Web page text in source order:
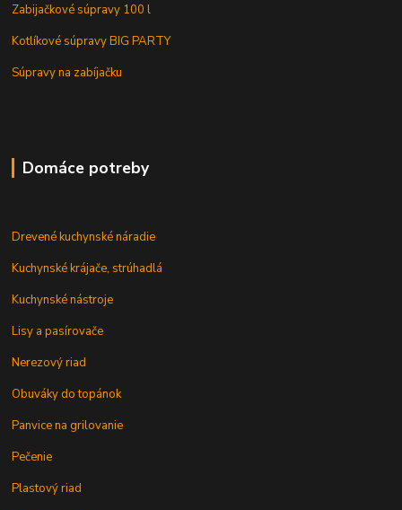
Zabijačkové súpravy 100 l
Kotlíkové súpravy BIG PARTY
Súpravy na zabíjačku
Domáce potreby
Drevené kuchynské náradie
Kuchynské krájače, strúhadlá
Kuchynské nástroje
Lisy a pasírovače
Nerezový riad
Obuváky do topánok
Panvice na grilovanie
Pečenie
Plastový riad